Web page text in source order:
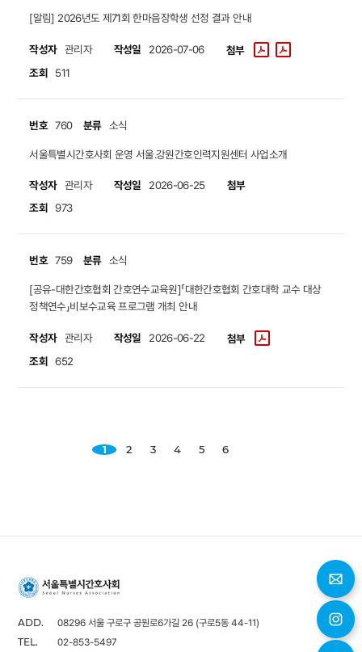
[알림] 2026년도 제71회 한마음장학생 선정 결과 안내
작성자 관리자 작성일 2026-07-06
첨부
조회 511
번호 760 분류 소식
서울특별시간호사회 운영 서울.강원간호인력지원센터 사업소개
작성자 관리자 작성일 2026-06-25
첨부
조회 973
번호 759 분류 소식
[공유-대한간호협회 간호연수교육원]「대한간호협회 간호대학 교수 대상
정책연수」비보수교육 프로그램 개최 안내
작성자 관리자 작성일 2026-06-22
첨부
조회 652
1 2 3 4 5 6
ADD. 08296 서울 구로구 공원로6가길 26 (구로5동 44-11)
TEL. 02-853-5497